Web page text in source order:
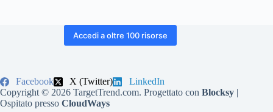
Accedi a oltre 100 risorse
Facebook X (Twitter)
LinkedIn
Copyright © 2026 TargetTrend.com. Progettato con Blocksy |
Ospitato presso CloudWays